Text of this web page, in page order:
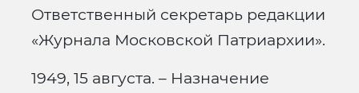
Ответственный секретарь редакции
«Журнала Московской Патриархии».
1949, 15 августа. – Назначение